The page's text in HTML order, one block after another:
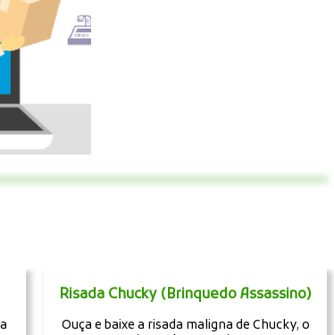
Risada Chucky (Brinquedo Assassino)
Ouça e baixe a risada maligna de Chucky, o